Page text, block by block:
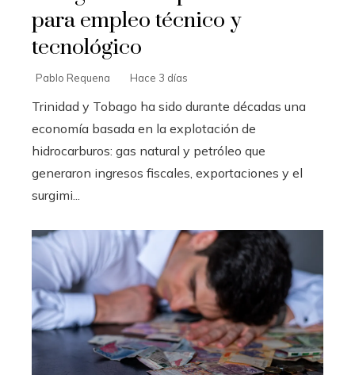
para empleo técnico y
tecnológico
Pablo Requena Hace 3 días
Trinidad y Tobago ha sido durante décadas una
economía basada en la explotación de
hidrocarburos: gas natural y petróleo que
generaron ingresos fiscales, exportaciones y el
surgimi...